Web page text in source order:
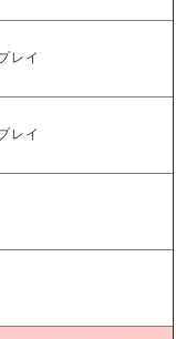
レイ
レイ